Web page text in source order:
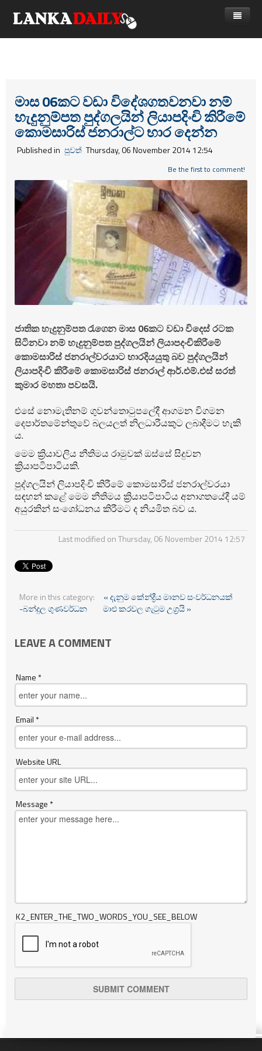
මාස 06කට වඩා විදේශගතවනවා නම්
හැදුනුම්පත පුද්ගලයින් ලියාපදිංචි කිරීමේ
කොමසාරිස් ජනරාල්ට භාර දෙන්න
Published in පුවත් Thursday, 06 November 2014 12:54
Be the first to comment!
ජාතික හැදුනුම්පත රැගෙන මාස 06කට වඩා විදෙස් රටක
සිටිනවා නම් හැදුනුම්පත පුද්ගලයින් ලියාපදංචිකිරීමේ
කොමසාරිස් ජනරාල්වරයාට භාරදියයුතු බව පුද්ගලයින්
ලියාපදිංචි කිරීමේ කොමසාරිස් ජනරාල් ආර්.එම්.එස් සරත්
කුමාර මහතා පවසයි.
එසේ නොමැතිනම් ගුවන්තොටුපලේදී ආගමන විගමන
දෙපාර්තමේන්තුවේ බලයලත් නිලධාරීයකුට ලබාදීමට හැකි
ය.
මෙම ක්‍රියාවලිය නීතිමය රාමුවක් ඔස්සේ සිදුවන
ක්‍රියාපටිපාටියකි.
පුද්ගලයින් ලියාපදිංචි කිරීමේ කොමසාරිස් ජනරාල්වරයා
සඳහන් කළේ මෙම නීතිමය ක්‍රියාපටිපාටිය අනාගතයේදී යම්
අයුරකින් සංශෝධනය කිරීමට ද නියමිත බව ය.
Last modified on Thursday, 06 November 2014 12:57
More in this category:
« දැනුම කේන්ද්‍රීය මානව සංවර්ධනයක්
-බන්දුල ගුණවර්ධන
මාළු කරවල ගැටුම උග්‍රයි »
LEAVE A COMMENT
Name *
Email *
Website URL
Message *
K2_ENTER_THE_TWO_WORDS_YOU_SEE_BELOW
ක්‍රීඩා
කලා
විශේෂාංග
Life
විඩියෝ ගැලරිය
විමසීම්
Advertise with us